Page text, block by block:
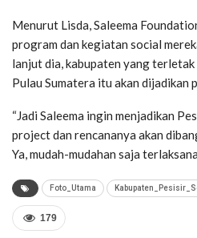
Menurut Lisda, Saleema
program dan kegiatan social
lanjut dia, kabupaten yang
Pulau Sumatera itu akan dijadikan
“Jadi Saleema ingin menjadikan
project dan rencananya akan
Ya, mudah-mudahan saja
Foto_Utama
179